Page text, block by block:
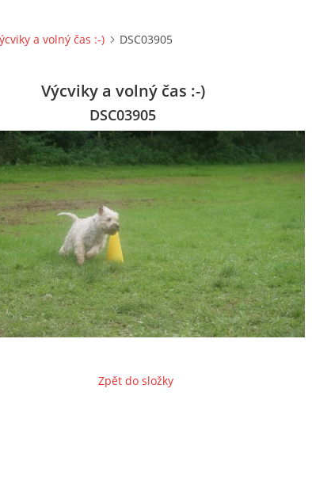
a volný čas :-) DSC03905
Výcviky a volný čas :-)
DSC03905
Zpět do složky